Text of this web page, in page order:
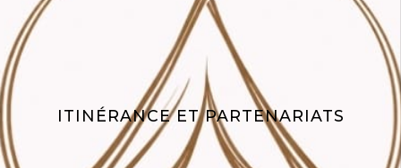
ITINÉRANCE ET PARTENARIATS